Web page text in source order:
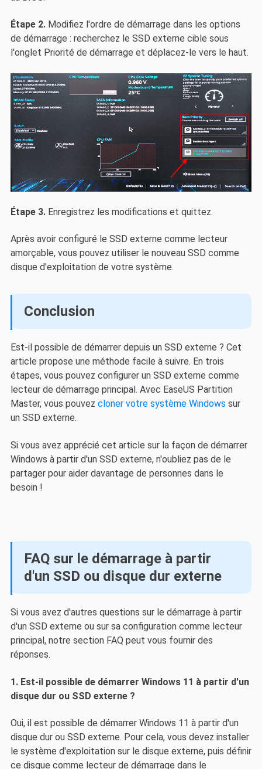
Étape 2.Modifiez l'ordre de démarrage dans les options
de démarrage : recherchez le SSD externe cible sous
l'onglet Priorité de démarrage et déplacez-le vers le haut.
Étape 3.Enregistrez les modifications et quittez.
Après avoir configuré le SSD externe comme lecteur
amorçable, vous pouvez utiliser le nouveau SSD comme
disque d'exploitation de votre système.
Conclusion
Est-il possible de démarrer depuis un SSD externe ? Cet
article propose une méthode facile à suivre. En trois
étapes, vous pouvez configurer un SSD externe comme
lecteur de démarrage principal. Avec EaseUS Partition
Master, vous pouvez cloner votre système Windows sur
un SSD externe.
Si vous avez apprécié cet article sur la façon de démarrer
Windows à partir d'un SSD externe, n'oubliez pas de le
partager pour aider davantage de personnes dans le
besoin !
FAQ sur le démarrage à partir
d'un SSD ou disque dur externe
Si vous avez d'autres questions sur le démarrage à partir
d'un SSD externe ou sur sa configuration comme lecteur
principal, notre section FAQ peut vous fournir des
réponses.
1. Est-il possible de démarrer Windows 11 à partir d'un
disque dur ou SSD externe ?
Oui, il est possible de démarrer Windows 11 à partir d'un
disque dur ou SSD externe. Pour cela, vous devez installer
le système d'exploitation sur le disque externe, puis définir
ce disque comme lecteur de démarrage dans le